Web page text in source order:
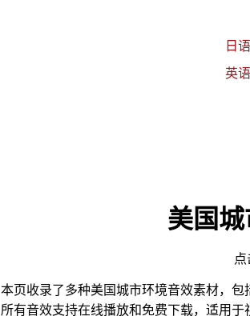
日语
英语
美国
点
本页收录了多种美国城市环境音效素材，包
所有音效支持在线播放和免费下载，适用